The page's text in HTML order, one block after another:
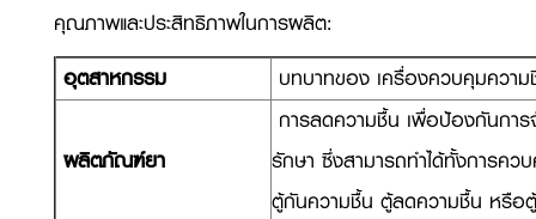
คุณภาพและประสิทธิภาพในการผลิต:
อุตสาหกรรม
บทบาทของ เครื่องควบคุมควา
ผลิตภัณฑ์ยา
การลดความชื้น เพื่อป้องกันกา
รักษา ซึ่งสามารถทำได้ทั้งการคว
ตู้กันความชื้น ตู้ลดความชื้น หรือ